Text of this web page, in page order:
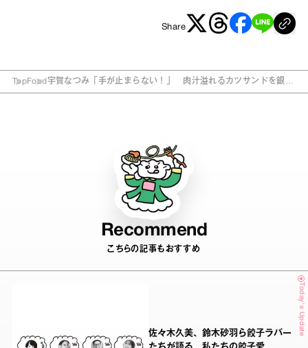
Share
TopFood宇賀なつみ「手が止まらない！」 肉汁溢れるカツサンドを銀座
Recommend
こちらの記事もおすすめ
Today's Update
佐々木久美、鈴木砂羽ら餃子ラバー